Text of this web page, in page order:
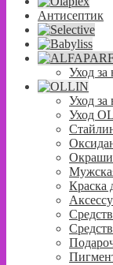
Антисептик
Уход за
Уход за
Уход
Краска